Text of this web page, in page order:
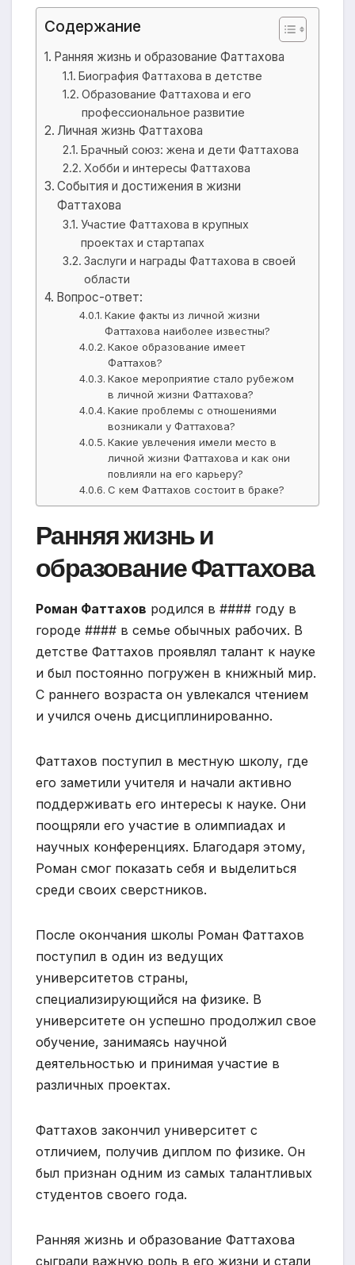
Содержание
Ранняя жизнь и образование Фаттахова
Биография Фаттахова в детстве
Образование Фаттахова и его
профессиональное развитие
Личная жизнь Фаттахова
Брачный союз: жена и дети Фаттахова
Хобби и интересы Фаттахова
События и достижения в жизни
Фаттахова
Участие Фаттахова в крупных
проектах и стартапах
Заслуги и награды Фаттахова в своей
области
Вопрос-ответ:
Какие факты из личной жизни
Фаттахова наиболее известны?
Какое образование имеет
Фаттахов?
Какое мероприятие стало рубежом
в личной жизни Фаттахова?
Какие проблемы с отношениями
возникали у Фаттахова?
Какие увлечения имели место в
личной жизни Фаттахова и как они
повлияли на его карьеру?
С кем Фаттахов состоит в браке?
Ранняя жизнь и
образование Фаттахова
Роман Фаттахов родился в #### году в
городе #### в семье обычных рабочих. В
детстве Фаттахов проявлял талант к науке
и был постоянно погружен в книжный мир.
С раннего возраста он увлекался чтением
и учился очень дисциплинированно.
Фаттахов поступил в местную школу, где
его заметили учителя и начали активно
поддерживать его интересы к науке. Они
поощряли его участие в олимпиадах и
научных конференциях. Благодаря этому,
Роман смог показать себя и выделиться
среди своих сверстников.
После окончания школы Роман Фаттахов
поступил в один из ведущих
университетов страны,
специализирующийся на физике. В
университете он успешно продолжил свое
обучение, занимаясь научной
деятельностью и принимая участие в
различных проектах.
Фаттахов закончил университет с
отличием, получив диплом по физике. Он
был признан одним из самых талантливых
студентов своего года.
Ранняя жизнь и образование Фаттахова
сыграли важную роль в его жизни и стали